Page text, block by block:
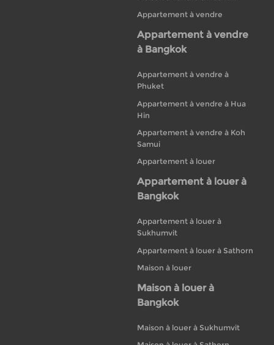
Appartement à vendre
Appartement à vendre
à Bangkok
Appartement à vendre à
Phuket
Appartement à vendre à Hua
Hin
Appartement à vendre à Koh
Samui
Appartement à louer
Appartement à louer à
Bangkok
Appartement à louer à
Sukhumvit
Appartement à louer à Sathorn
Maison à louer
Maison à louer à
Bangkok
Maison à louer à Sukhumvit